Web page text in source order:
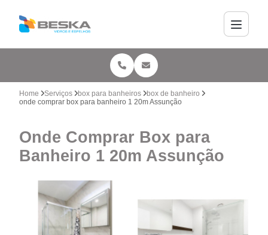
Home Serviços box para banheiros
box de banheiro
onde comprar box para banheiro 1 20m Assunção
Onde Comprar Box para
Banheiro 1 20m Assunção